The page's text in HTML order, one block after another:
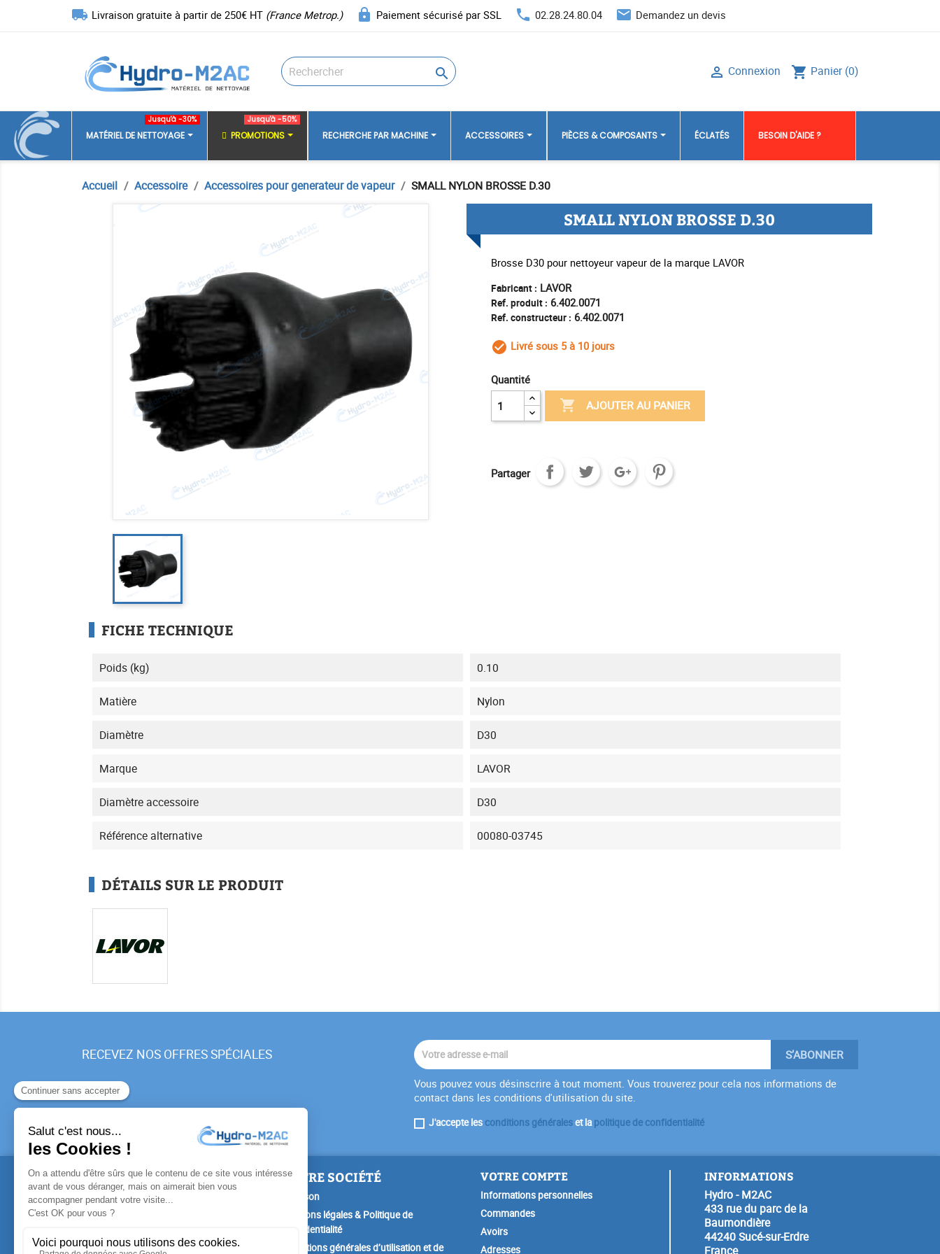
local_shipping Livraison gratuite à partir de 250€ HT (France Metrop.) lock Paiement sécurisé par SSL phone 02.28.24.80.04 email Demandez un devis
 shopping_cart Panier (0)
 Connexion
MATÉRIEL DE NETTOYAGE
Jusqu'à -30%
PROMOTIONS
Jusqu'à -50%
RECHERCHE PAR MACHINE ACCESSOIRES PIÈCES & COMPOSANTS ÉCLATÉS BESOIN D'AIDE ?
Accueil Accessoire Accessoires pour generateur de vapeur SMALL NYLON BROSSE D.30
SMALL NYLON BROSSE D.30
Brosse D30 pour nettoyeur vapeur de la marque LAVOR
Fabricant : LAVOR
Ref. produit : 6.402.0071
Ref. constructeur : 6.402.0071
check_circle_outline
Livré sous 5 à 10 jours
Quantité
 AJOUTER AU PANIER
Partager
FICHE TECHNIQUE
Poids (kg) 0.10
Matière Nylon
Diamètre D30
Marque LAVOR
Diamètre accessoire D30
Référence alternative 00080-03745
DÉTAILS SUR LE PRODUIT
RECEVEZ NOS OFFRES SPÉCIALES
Vous pouvez vous désinscrire à tout moment. Vous trouverez pour cela nos informations de
contact dans les conditions d'utilisation du site.
J'accepte les conditions généraleset lapolitique de confidentialité
PRODUITS
Promotions
Nouveaux produits
NOTRE SOCIÉTÉ
Livraison
Mentions légales & Politique de
Confidentialité
Conditions générales d’utilisation et de
VOTRE COMPTE
Informations personnelles
Commandes
Avoirs
Adresses
INFORMATIONS
Hydro - M2AC
433 rue du parc de la
Baumondière
44240 Sucé-sur-Erdre
France